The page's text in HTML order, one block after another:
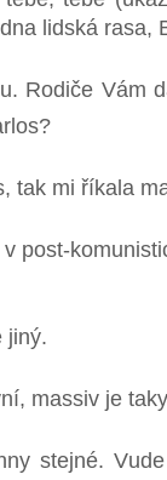
lidská rasa,
Rodiče Vám
tak mi říkala
v post-
jiný.
massiv je
stejné.